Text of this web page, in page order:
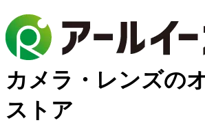
カメラ・レンズの
ストア